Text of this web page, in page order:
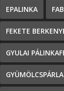
EPALINKA
FEKETE
GYULAI